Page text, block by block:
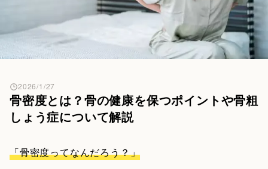
骨密度とは？骨の健康を保つポイントや骨粗
しょう症について解説
2026/1/27
「骨密度ってなんだろう？」